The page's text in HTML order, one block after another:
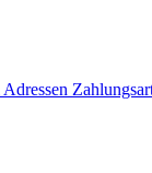
Adressen